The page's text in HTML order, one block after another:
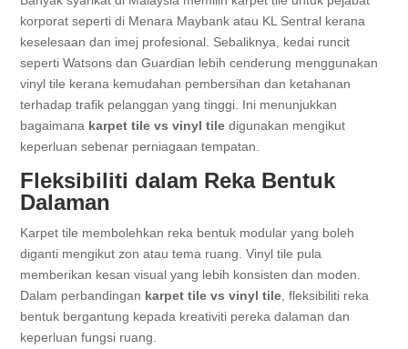
korporat seperti di Menara Maybank atau KL Sentral kerana
keselesaan dan imej profesional. Sebaliknya, kedai runcit
seperti Watsons dan Guardian lebih cenderung menggunakan
vinyl tile kerana kemudahan pembersihan dan ketahanan
terhadap trafik pelanggan yang tinggi. Ini menunjukkan
bagaimana karpet tile vs vinyl tile digunakan mengikut
keperluan sebenar perniagaan tempatan.
Fleksibiliti dalam Reka Bentuk
Dalaman
Karpet tile membolehkan reka bentuk modular yang boleh
diganti mengikut zon atau tema ruang. Vinyl tile pula
memberikan kesan visual yang lebih konsisten dan moden.
Dalam perbandingan karpet tile vs vinyl tile , fleksibiliti reka
bentuk bergantung kepada kreativiti pereka dalaman dan
keperluan fungsi ruang.